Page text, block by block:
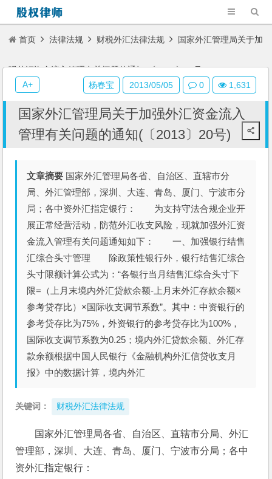
首页 法律法规 财税外汇法律法规 国家外汇管理局关于加
强外汇资金流入管理有关问题的通知(〔2013〕20号)
国家外汇管理局关于加强外汇资金流入
管理有关问题的通知(〔2013〕20号)
文章摘要 国家外汇管理局各省、自治区、直辖市分
局、外汇管理部，深圳、大连、青岛、厦门、宁波市分
局；各中资外汇指定银行： 为支持守法合规企业开
展正常经营活动，防范外汇收支风险，现就加强外汇资
金流入管理有关问题通知如下： 一、加强银行结售
汇综合头寸管理 除政策性银行外，银行结售汇综合
头寸限额计算公式为：“各银行当月结售汇综合头寸下
限=（上月末境内外汇贷款余额-上月末外汇存款余额×
参考贷存比）×国际收支调节系数”。其中：中资银行的
参考贷存比为75%，外资银行的参考贷存比为100%，
国际收支调节系数为0.25；境内外汇贷款余额、外汇存
款余额根据中国人民银行《金融机构外汇信贷收支月
报》中的数据计算，境内外汇
关键词： 财税外汇法律法规
国家外汇管理局各省、自治区、直辖市分局、外汇
管理部，深圳、大连、青岛、厦门、宁波市分局；各中
资外汇指定银行：
杨春宝 2013/05/05 0 1,631
A+